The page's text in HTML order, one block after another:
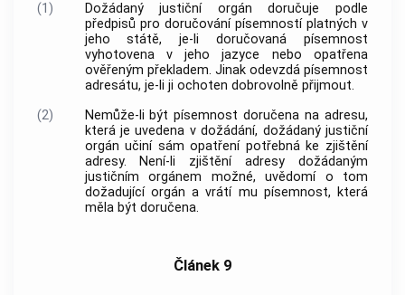
(1)
Dožádaný justiční orgán doručuje podle
předpisů pro doručování písemností platných v
jeho státě, je-li doručovaná písemnost
vyhotovena v jeho jazyce nebo opatřena
ověřeným překladem. Jinak odevzdá písemnost
adresátu, je-li ji ochoten dobrovolně přijmout.
(2)
Nemůže-li být písemnost doručena na adresu,
která je uvedena v dožádání, dožádaný justiční
orgán učiní sám opatření potřebná ke zjištění
adresy. Není-li zjištění adresy dožádaným
justičním orgánem možné, uvědomí o tom
dožadující orgán a vrátí mu písemnost, která
měla být doručena.
Článek 9